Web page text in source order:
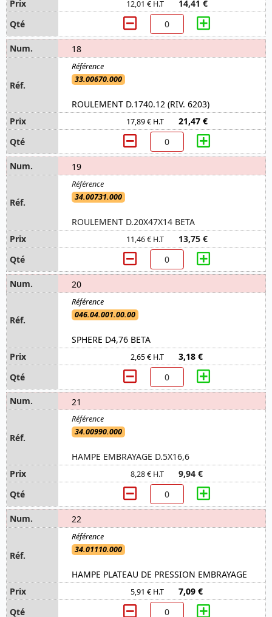
12,01 € H.T 14,41 €
18
33.00670.000
ROULEMENT D.1740.12 (RIV. 6203)
17,89 € H.T 21,47 €
19
34.00731.000
ROULEMENT D.20X47X14 BETA
11,46 € H.T 13,75 €
20
046.04.001.00.00
SPHERE D4,76 BETA
2,65 € H.T 3,18 €
21
34.00990.000
HAMPE EMBRAYAGE D.5X16,6
8,28 € H.T 9,94 €
22
34.01110.000
HAMPE PLATEAU DE PRESSION EMBRAYAGE
5,91 € H.T 7,09 €